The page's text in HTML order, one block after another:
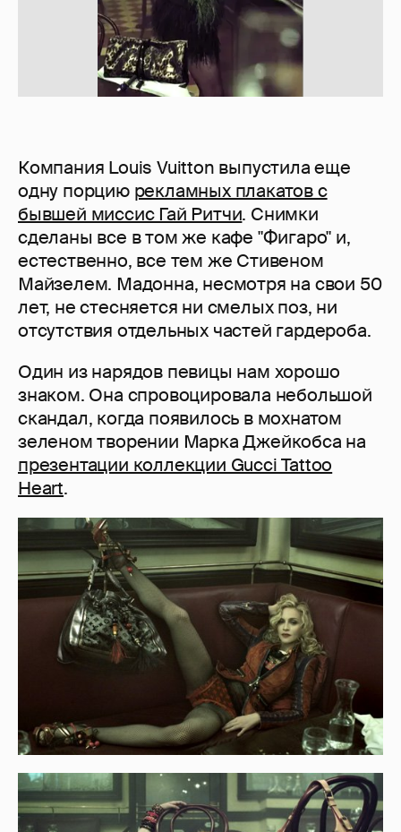
Компания Louis Vuitton выпустила еще
одну порцию рекламных плакатов с
бывшей миссис Гай Ритчи. Снимки
сделаны все в том же кафе "Фигаро" и,
естественно, все тем же Стивеном
Майзелем. Мадонна, несмотря на свои 50
лет, не стесняется ни смелых поз, ни
отсутствия отдельных частей гардероба.
Один из нарядов певицы нам хорошо
знаком. Она спровоцировала небольшой
скандал, когда появилось в мохнатом
зеленом творении Марка Джейкобса на
презентации коллекции Gucci Tattoo
Heart.